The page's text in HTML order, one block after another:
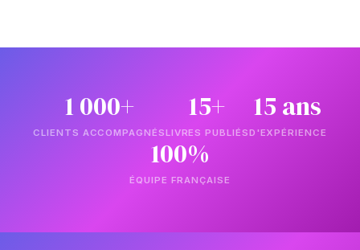
1 000+
CLIENTS ACCOMPAGNÉS
15+
LIVRES PUBLIÉS
15 ans
D'EXPÉRIENCE
100%
ÉQUIPE FRANÇAISE